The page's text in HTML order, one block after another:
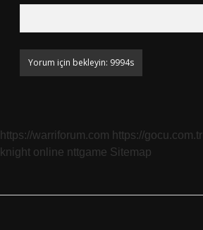
https://warriforum.com https://gocu.com.tr
knight online nttgame Sitemap